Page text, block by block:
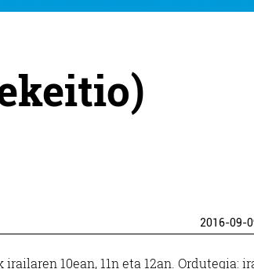
2016-09-
10ean, 11n eta 12an. Ordutegia: